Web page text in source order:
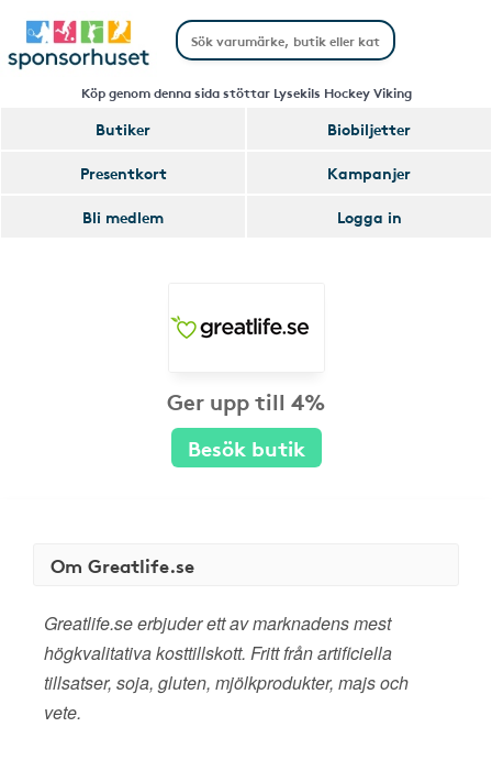
Köp genom denna sida stöttar Lysekils Hockey Viking
Butiker
Biobiljetter
Presentkort
Kampanjer
Bli medlem
Logga in
Ger upp till 4%
Besök butik
Om Greatlife.se
Greatlife.se erbjuder ett av marknadens mest
högkvalitativa kosttillskott. Fritt från artificiella
tillsatser, soja, gluten, mjölkprodukter, majs och
vete.